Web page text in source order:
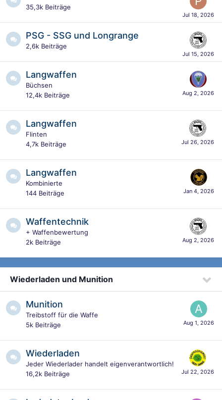
35,3k Beiträge
PSG - SSG und Longrange
2,6k Beiträge
Langwaffen
Büchsen
12,4k Beiträge
Langwaffen
Flinten
4,7k Beiträge
Langwaffen
Kombinierte
144 Beiträge
Waffentechnik
+ Waffenbewertung
2k Beiträge
Wiederladen und Munition
Munition
Treibstoff für die Waffe
5k Beiträge
Wiederladen
Jeder Wiederlader handelt eigenverantwortlich!
16,2k Beiträge